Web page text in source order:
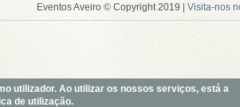
Eventos Aveiro © Copyright 2019 | Visita-nos
utilizador. Ao utilizar os nossos serviços, está a
de utilização.